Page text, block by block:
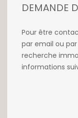
DEMANDE
Pour être
par email ou
recherche
informations